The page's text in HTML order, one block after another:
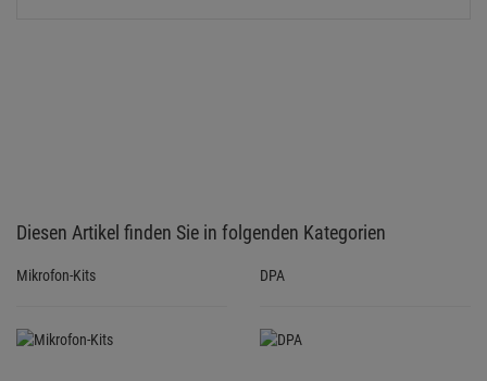
Diesen Artikel finden Sie in folgenden Kategorien
Mikrofon-Kits DPA